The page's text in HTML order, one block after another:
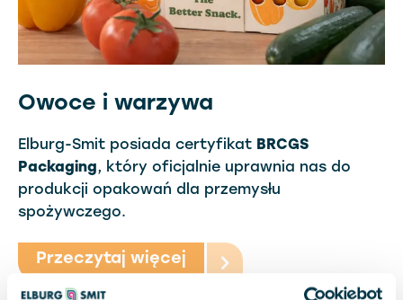
Owoce i warzywa
Elburg-Smit posiada certyfikat BRCGS
Packaging, który oficjalnie uprawnia nas do
produkcji opakowań dla przemysłu
spożywczego.
Przeczytaj więcej